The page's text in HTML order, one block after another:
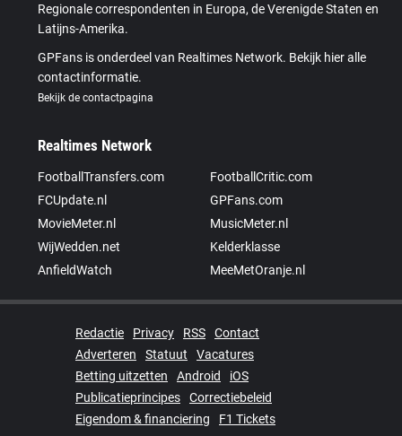
Regionale correspondenten in Europa, de Verenigde Staten en
Latijns-Amerika.
GPFans is onderdeel van Realtimes Network. Bekijk hier alle
contactinformatie.
Bekijk de contactpagina
Realtimes Network
FootballTransfers.com
FootballCritic.com
FCUpdate.nl
GPFans.com
MovieMeter.nl
MusicMeter.nl
WijWedden.net
Kelderklasse
AnfieldWatch
MeeMetOranje.nl
Redactie Privacy RSS
Contact
Adverteren
Statuut
Vacatures
Betting uitzetten
Android
iOS
Publicatieprincipes
Correctiebeleid
Eigendom & financiering
F1 Tickets